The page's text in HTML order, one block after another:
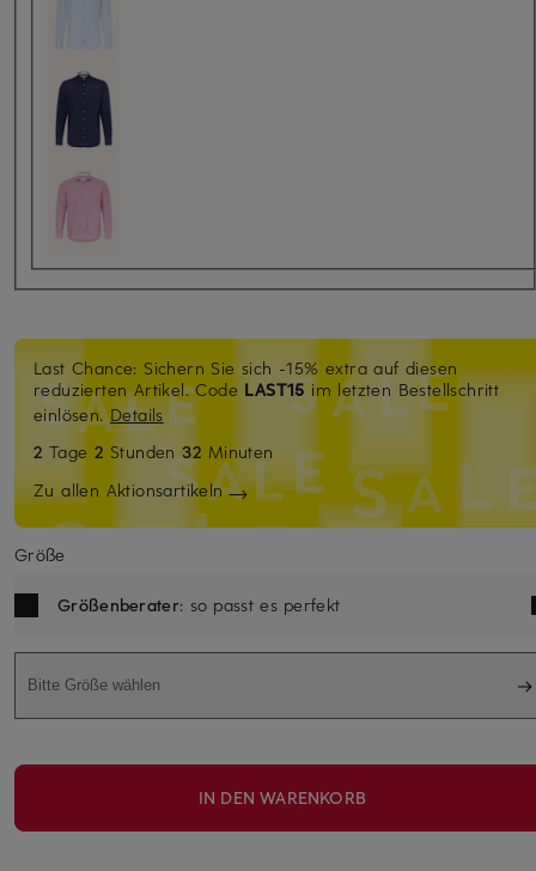
Last Chance: Sichern Sie sich -15% extra auf diesen
reduzierten Artikel. Code LAST15im letzten Bestellschritt
einlösen.Details
2 Tage2 Stunden32 Minuten
Zu allen Aktionsartikeln
Größe
Größenberater: so passt es perfekt
Bitte Größe wählen
IN DEN WARENKORB